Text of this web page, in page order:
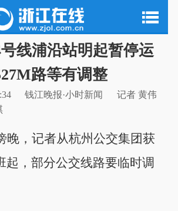
线浦沿站明起暂停运
路等有调整
钱江晚报·小时新闻
记者 黄伟
，记者从杭州公交集团获
起，部分公交线路要临时调